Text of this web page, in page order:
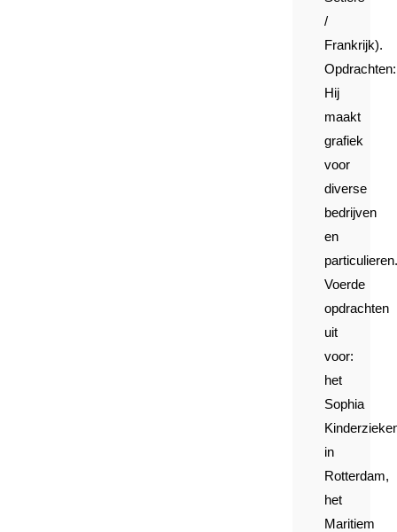
/
Frankrijk).
Opdrachten:
Hij
maakt
grafiek
voor
diverse
bedrijven
en
particulieren.
Voerde
opdrachten
uit
voor:
het
Sophia
in
Rotterdam,
het
Maritiem